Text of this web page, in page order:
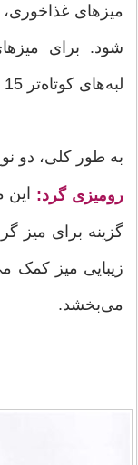
شود. برای
لبه‌های کوتاه‌تر 15 تا 25 سانتی‌متری استفاده کنید.
به طور کلی، دو
رومیزی گرد: این
گزینه برای میز
زیبایی میز
می‌بخشد.